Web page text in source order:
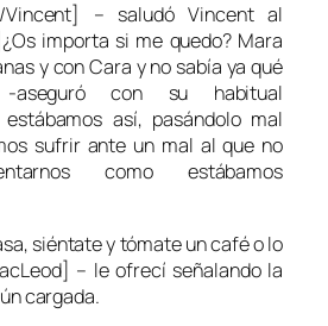
Vincent] – saludó Vincent al
importa si me quedo? Mara
y con Cara y no sabía ya qué
-aseguró con su habitual
así, pasándolo mal
sufrir ante un mal al que no
como estábamos
siéntate y tómate un café o lo
– le ofrecí señalando la
cargada.